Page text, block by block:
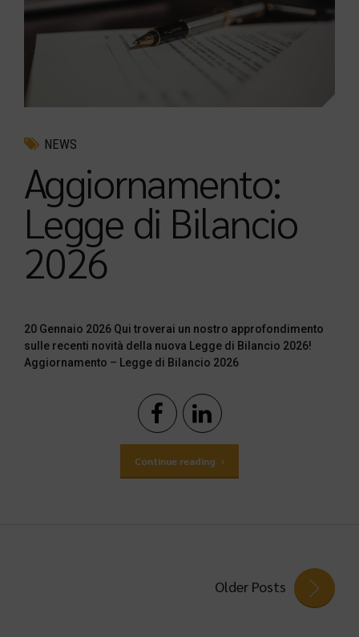
NEWS
Aggiornamento:
Legge di Bilancio
2026
20 Gennaio 2026 Qui troverai un nostro approfondimento
sulle recenti novità della nuova Legge di Bilancio 2026!
Aggiornamento – Legge di Bilancio 2026
Continue reading
Older Posts